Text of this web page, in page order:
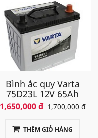
Bình ắc quy Varta
75D23L 12V 65Ah
1,650,000 đ 1,700,000 đ
THÊM GIỎ HÀNG